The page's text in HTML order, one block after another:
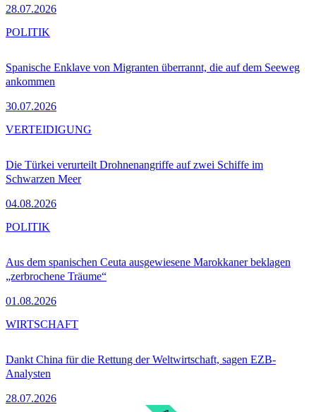
28.07.2026
Spanische Enklave von Migranten überrannt, die auf dem Seeweg
ankommen
30.07.2026
POLITIK
Die Türkei verurteilt Drohnenangriffe auf zwei Schiffe im
Schwarzen Meer
04.08.2026
VERTEIDIGUNG
Aus dem spanischen Ceuta ausgewiesene Marokkaner beklagen
„zerbrochene Träume“
01.08.2026
POLITIK
Dankt China für die Rettung der Weltwirtschaft, sagen EZB-
Analysten
28.07.2026
WIRTSCHAFT